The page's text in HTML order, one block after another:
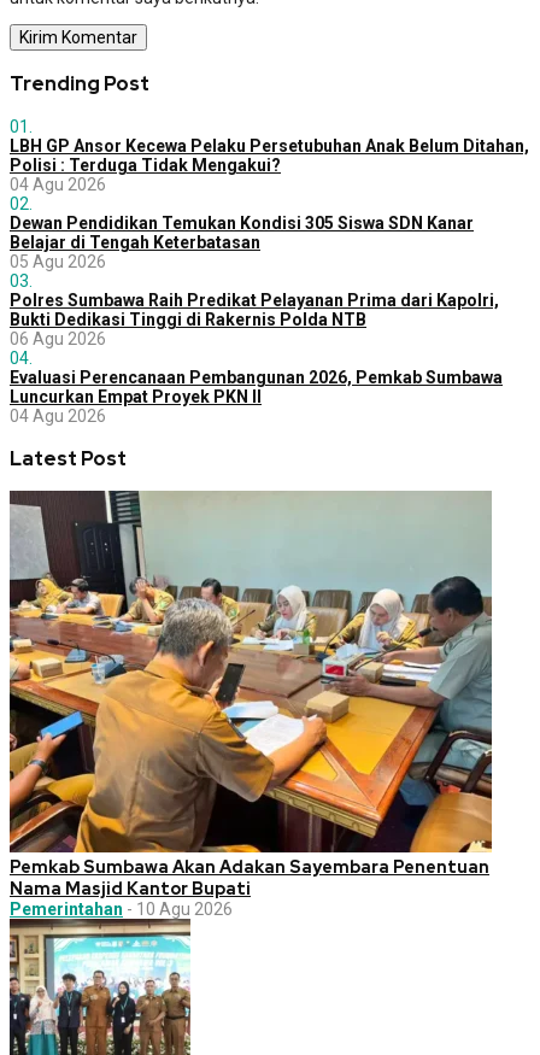
Trending Post
01.
LBH GP Ansor Kecewa Pelaku Persetubuhan Anak Belum Ditahan,
Polisi : Terduga Tidak Mengakui?
04 Agu 2026
02.
Dewan Pendidikan Temukan Kondisi 305 Siswa SDN Kanar
Belajar di Tengah Keterbatasan
05 Agu 2026
03.
Polres Sumbawa Raih Predikat Pelayanan Prima dari Kapolri,
Bukti Dedikasi Tinggi di Rakernis Polda NTB
06 Agu 2026
04.
Evaluasi Perencanaan Pembangunan 2026, Pemkab Sumbawa
Luncurkan Empat Proyek PKN II
04 Agu 2026
Latest Post
Pemkab Sumbawa Akan Adakan Sayembara Penentuan
Nama Masjid Kantor Bupati
Pemerintahan - 10 Agu 2026